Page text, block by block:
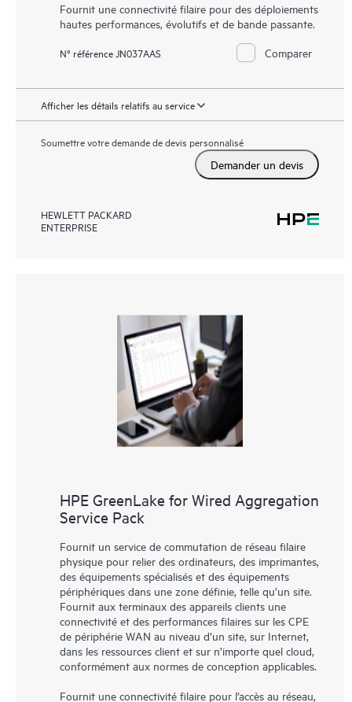
Fournit une connectivité filaire pour des déploiements
hautes performances, évolutifs et de bande passante.
N° référence JN037AAS Comparer
Afficher les détails relatifs au service
Soumettre votre demande de devis personnalisé
Demander un devis
HEWLETT PACKARD
ENTERPRISE
HPE GreenLake for Wired Aggregation
Service Pack
Fournit un service de commutation de réseau filaire
physique pour relier des ordinateurs, des imprimantes,
des équipements spécialisés et des équipements
périphériques dans une zone définie, telle qu’un site.
Fournit aux terminaux des appareils clients une
connectivité et des performances filaires sur les CPE
de périphérie WAN au niveau d’un site, sur Internet,
dans les ressources client et sur n’importe quel cloud,
conformément aux normes de conception applicables.
Fournit une connectivité filaire pour l’accès au réseau,